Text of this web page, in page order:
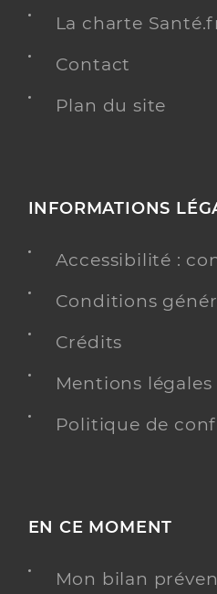
La charte
Contact
Plan du site
INFORMATIONS
Accessibilité :
Conditions
Crédits
Mentions légales
Politique de
EN CE MOMENT
Mon bilan